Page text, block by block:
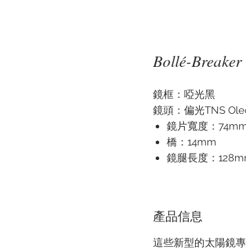
Bollé-
鏡框：啞光黑
鏡頭：偏光TNS
鏡片寬度：
橋：14mm
鏡腿長度：
產品信息
這些新型的太陽鏡